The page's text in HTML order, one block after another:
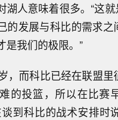
湖人意味着很多。“这
的发展与科比的需求
是我们的极限。”
，而科比已经在联盟
的投篮，所以在比赛
到科比的战术安排时